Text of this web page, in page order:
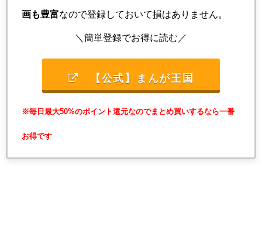
画も豊富なので登録しておいて損はありません。
＼簡単登録でお得に読む／
【公式】まんが王国
※毎日最大50%のポイント還元なのでまとめ買いするなら一番
お得です